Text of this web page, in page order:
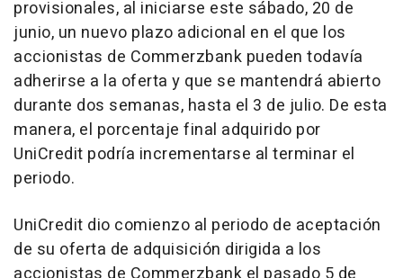
provisionales, al iniciarse este sábado, 20 de
junio, un nuevo plazo adicional en el que los
accionistas de Commerzbank pueden todavía
adherirse a la oferta y que se mantendrá abierto
durante dos semanas, hasta el 3 de julio. De esta
manera, el porcentaje final adquirido por
UniCredit podría incrementarse al terminar el
periodo.
UniCredit dio comienzo al periodo de aceptación
de su oferta de adquisición dirigida a los